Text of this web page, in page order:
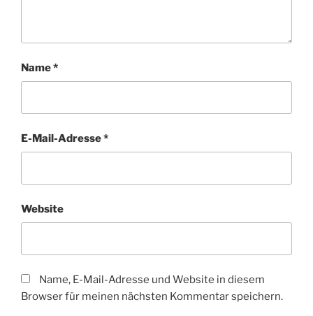
Name*
E-Mail-Adresse*
Website
Name, E-Mail-Adresse und Website in diesem
Browser für meinen nächsten Kommentar speichern.